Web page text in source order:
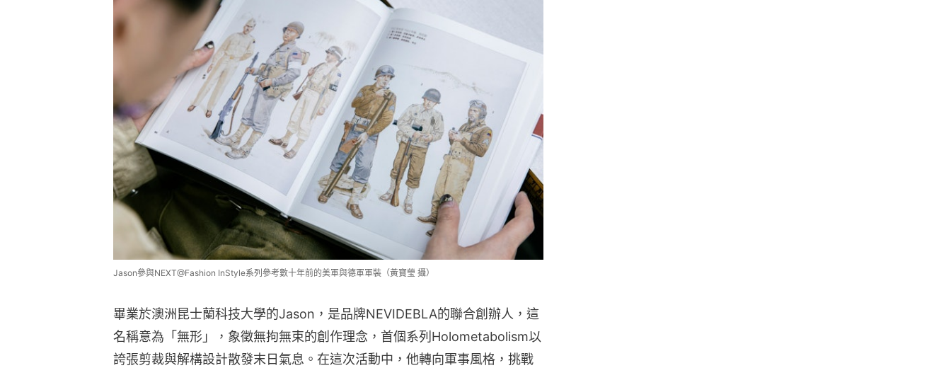
Jason參與NEXT@Fashion InStyle系列參考數十年前的美軍與德軍軍裝（黃寶瑩 攝）
畢業於澳洲昆士蘭科技大學的Jason，是品牌NEVIDEBLA的聯合創辦人，這
名稱意為「無形」，象徵無拘無束的創作理念，首個系列Holometabolism以
誇張剪裁與解構設計散發末日氣息。在這次活動中，他轉向軍事風格，挑戰